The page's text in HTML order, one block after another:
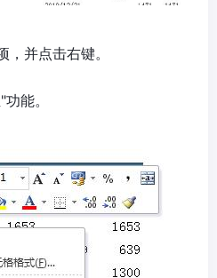
并点击右键。
能。